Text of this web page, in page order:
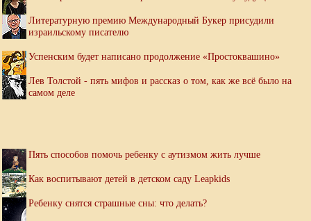
Литературную премию Международный Букер присудили
израильскому писателю
Успенским будет написано продолжение «Простоквашино»
Лев Толстой - пять мифов и рассказ о том, как же всё было на
самом деле
Пять способов помочь ребенку с аутизмом жить лучше
Как воспитывают детей в детском саду Leapkids
Ребенку снятся страшные сны: что делать?